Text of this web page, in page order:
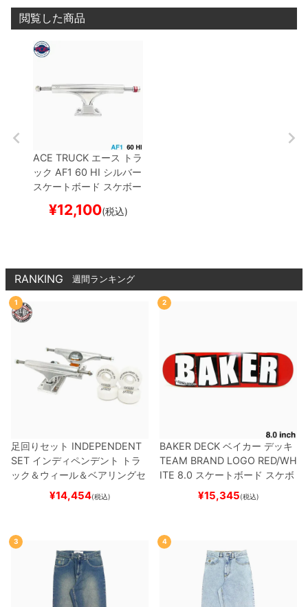
閲覧した商品
ACE TRUCK エース
トラ
ック AF1 60 HI シルバー
スケートボード スケボー
¥12,100(税込)
RANKING 週間ランキング
1
足回りセット INDEPENDENT
SET インディペンデント
トラ
ック＆ウィール＆ベアリングセ
（トリック用）
ード スケボー
¥14,454(税込)
2
BAKER DECK ベイカー デッキ
TEAM BRAND LOGO RED/WH
ITE 8.0 スケートボード スケボ
¥15,345(税込)
3 4